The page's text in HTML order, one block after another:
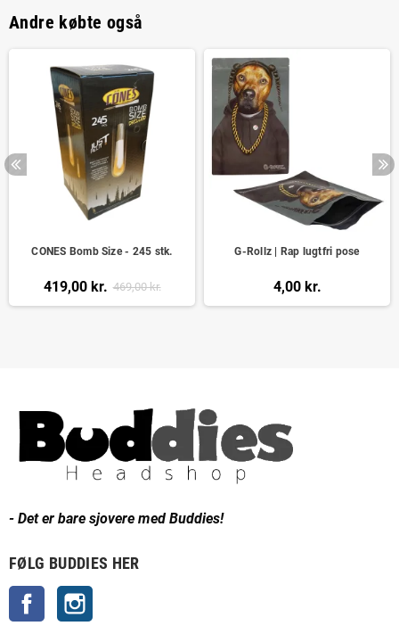
Andre købte også
CONES Bomb Size - 245 stk.
419,00 kr. 469,00 kr.
G-Rollz | Rap lugtfri pose
4,00 kr.
- Det er bare sjovere med Buddies!
FØLG BUDDIES HER
Facebook